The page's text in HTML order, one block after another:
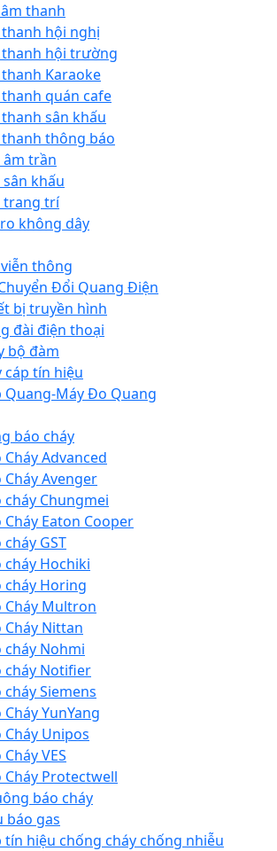
thanh
hội nghị
thanh hội trường
Karaoke
quán cafe
sân khấu
thông báo
âm trần
sân khấu
trang trí
không dây
thông
Đổi Quang Điện
bị truyền hình
đài điện thoại
bộ đàm
cáp tín hiệu
Quang-Máy Đo Quang
báo cháy
Cháy Advanced
Cháy Avenger
cháy Chungmei
Cháy Eaton Cooper
cháy GST
cháy Hochiki
cháy Horing
Cháy Multron
Cháy Nittan
cháy Nohmi
cháy Notifier
cháy Siemens
Cháy YunYang
Cháy Unipos
Cháy VES
Cháy Protectwell
báo cháy
báo gas
tín hiệu chống cháy chống nhiễu